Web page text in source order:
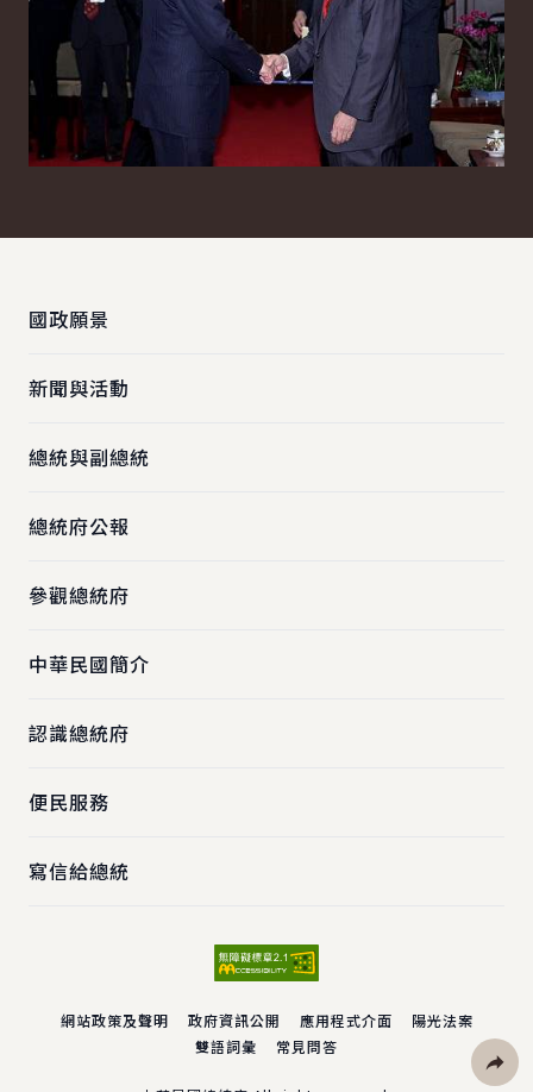
國政願景
新聞與活動
總統與副總統
總統府公報
參觀總統府
中華民國簡介
認識總統府
便民服務
寫信給總統
網站政策及聲明 政府資訊公開 應用程式介面
陽光法案
雙語詞彙
常見問答